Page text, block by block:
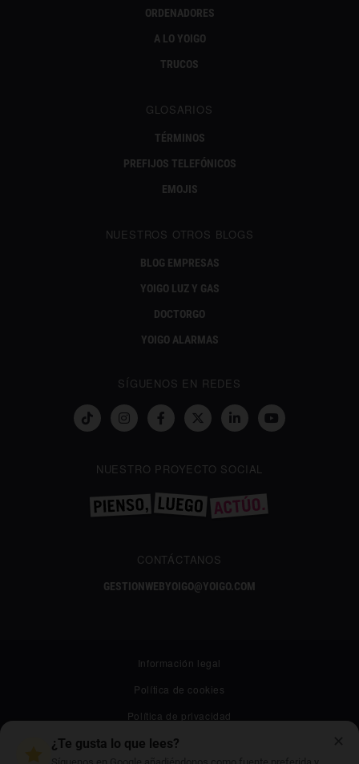
ORDENADORES
A LO YOIGO
TRUCOS
GLOSARIOS
TÉRMINOS
PREFIJOS TELEFÓNICOS
EMOJIS
NUESTROS OTROS BLOGS
BLOG EMPRESAS
YOIGO LUZ Y GAS
DOCTORGO
YOIGO ALARMAS
SÍGUENOS EN REDES
NUESTRO PROYECTO SOCIAL
CONTÁCTANOS
GESTIONWEBYOIGO@YOIGO.COM
Información legal
Política de cookies
Política de privacidad
Canal ético
¿Te gusta lo que lees?